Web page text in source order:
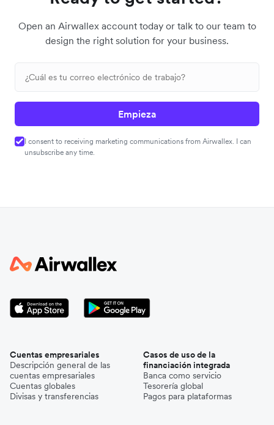
Open an Airwallex account today or talk to our team to
design the right solution for your business.
Empieza
I consent to receiving marketing communications from Airwallex. I can
unsubscribe any time.
Cuentas empresariales
Descripción general de las
cuentas empresariales
Cuentas globales
Divisas y transferencias
Casos de uso de la
financiación integrada
Banca como servicio
Tesorería global
Pagos para plataformas